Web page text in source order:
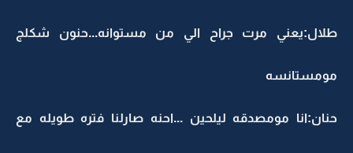
طلال:يعني مرت جراح الي من مستوانه...حنون شكلج
مومستانسه
حنان:انا مومصدقه ليلحين ...احنه صارلنا فتره طويله مع